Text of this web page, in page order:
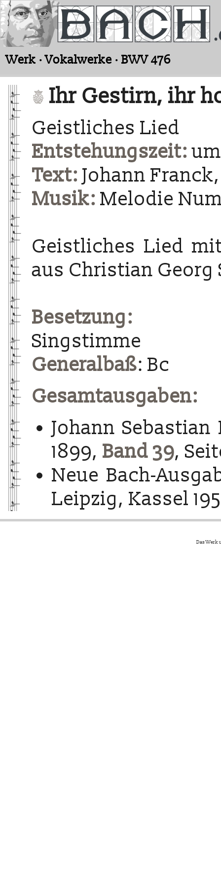
Werk · Vokalwerke · BWV 476
Ihr Gestirn, ihr
Geistliches Lied
Entstehungszeit:
Text: Johann Franck,
Musik: Melodie
Geistliches Lied
aus Christian
Besetzung:
Singstimme
Generalbaß: Bc
Gesamtausgaben:
Johann Sebastian
1899, Band 39,
Neue Bach-
Leipzig, Kassel
Das Werk